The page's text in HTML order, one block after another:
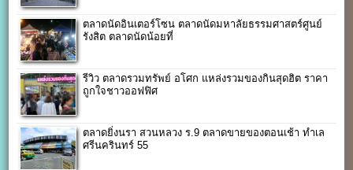
ตลาดนัดอินเตอร์โซน ตลาดนัดมหาลัยธรรมศาสตร์ศูนย์
รังสิต ตลาดนัดน้อยที่
รีวิว ตลาดรวมทรัพย์ อโศก แหล่งรวมของกินสุดฮิต ราคา
ถูกใจชาวออฟฟิศ
ตลาดยิ่งนรา สวนหลวง ร.9 ตลาดขายของตอนเช้า ทำเล
ศรีนครินทร์ 55